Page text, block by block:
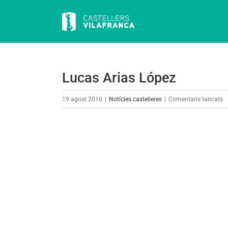
Lucas Arias López
19 agost 2010 Notícies castelleres Comentaris tancatsa